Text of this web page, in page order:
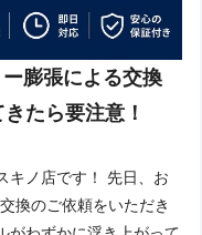
膨張による交換
たら要注意！
キノ店です！ 先日、お
換のご依頼をいただき